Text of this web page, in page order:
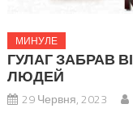
МИНУЛЕ
ГУЛАГ ЗАБРАВ
ЛЮДЕЙ
29 Червня, 2023